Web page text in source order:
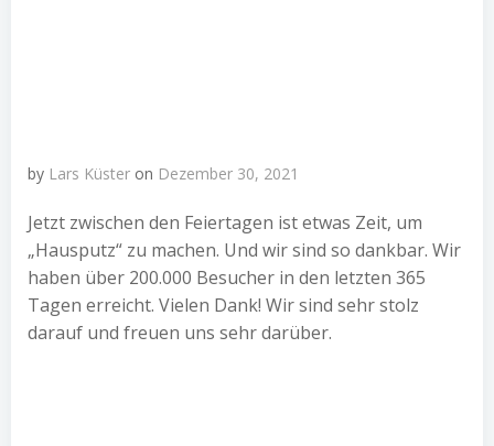
by Lars Küster on Dezember 30, 2021
Jetzt zwischen den Feiertagen ist etwas Zeit, um
„Hausputz“ zu machen. Und wir sind so dankbar. Wir
haben über 200.000 Besucher in den letzten 365
Tagen erreicht. Vielen Dank! Wir sind sehr stolz
darauf und freuen uns sehr darüber.